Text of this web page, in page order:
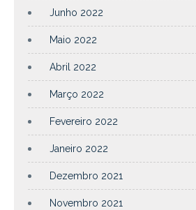
Junho 2022
Maio 2022
Abril 2022
Março 2022
Fevereiro 2022
Janeiro 2022
Dezembro 2021
Novembro 2021